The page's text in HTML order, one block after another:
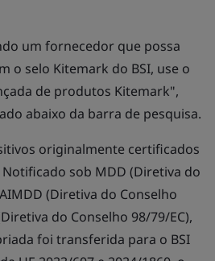
um fornecedor que possa
o selo Kitemark do BSI, use o
de produtos Kitemark",
abaixo da barra de pesquisa.
originalmente certificados
sob MDD (Diretiva do
(Diretiva do Conselho
do Conselho 98/79/EC),
foi transferida para o BSI